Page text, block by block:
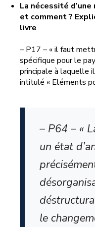
La nécessité
et comment ?
livre
– P17 – « il faut
spécifique pour le
principale à laquelle
intitulé « Eléments
– P64 – «
un état
le